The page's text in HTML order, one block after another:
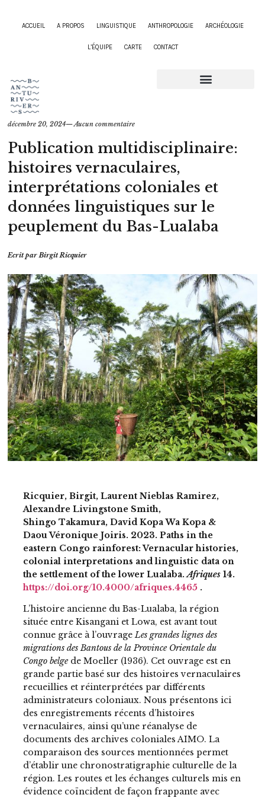
ACCUEIL A PROPOS LINGUISTIQUE ANTHROPOLOGIE ARCHÉOLOGIE
L’ÉQUIPE CARTE CONTACT
décembre 20, 2024—Aucun commentaire
Publication multidisciplinaire:
histoires vernaculaires,
interprétations coloniales et
données linguistiques sur le
peuplement du Bas-Lualaba
Ecrit par Birgit Ricquier
Ricquier, Birgit, Laurent Nieblas Ramirez,
Alexandre Livingstone Smith,
Shingo Takamura, David Kopa Wa Kopa &
Daou Véronique Joiris. 2023. Paths in the
eastern Congo rainforest: Vernacular histories,
colonial interpretations and linguistic data on
the settlement of the lower Lualaba.Afriques 14.
https://doi.org/10.4000/afriques.4465.
L’histoire ancienne du Bas-Lualaba, la région
située entre Kisangani et Lowa, est avant tout
connue grâce à l’ouvrageLes grandes lignes des
migrations des Bantous de la Province Orientale du
Congo belgede Moeller (1936). Cet ouvrage est en
grande partie basé sur des histoires vernaculaires
recueillies et réinterprétées par différents
administrateurs coloniaux. Nous présentons ici
des enregistrements récents d’histoires
vernaculaires, ainsi qu’une réanalyse de
documents des archives coloniales AIMO. La
comparaison des sources mentionnées permet
d’établir une chronostratigraphie culturelle de la
région. Les routes et les échanges culturels mis en
évidence coïncident de façon frappante avec